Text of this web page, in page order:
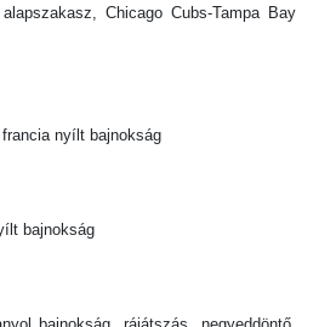
Chicago Cubs-Tampa Bay
nyílt bajnokság
bajnokság